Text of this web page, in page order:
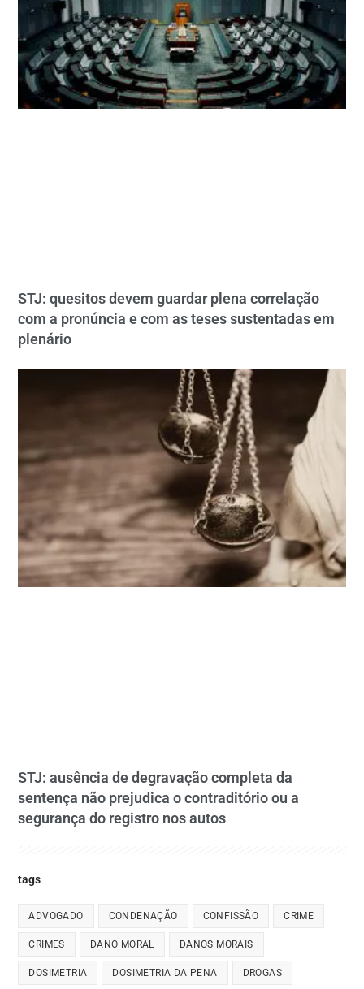
STJ: quesitos devem guardar plena correlação
com a pronúncia e com as teses sustentadas em
plenário
STJ: ausência de degravação completa da
sentença não prejudica o contraditório ou a
segurança do registro nos autos
tags
ADVOGADO CONDENAÇÃO CONFISSÃO CRIME
CRIMES DANO MORAL DANOS MORAIS
DOSIMETRIA DOSIMETRIA DA PENA DROGAS